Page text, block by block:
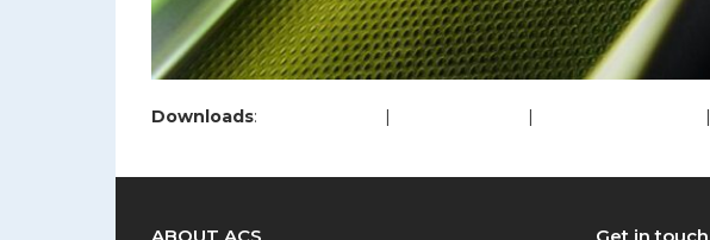
Downloads: | | |
ABOUT ACS Get in touch